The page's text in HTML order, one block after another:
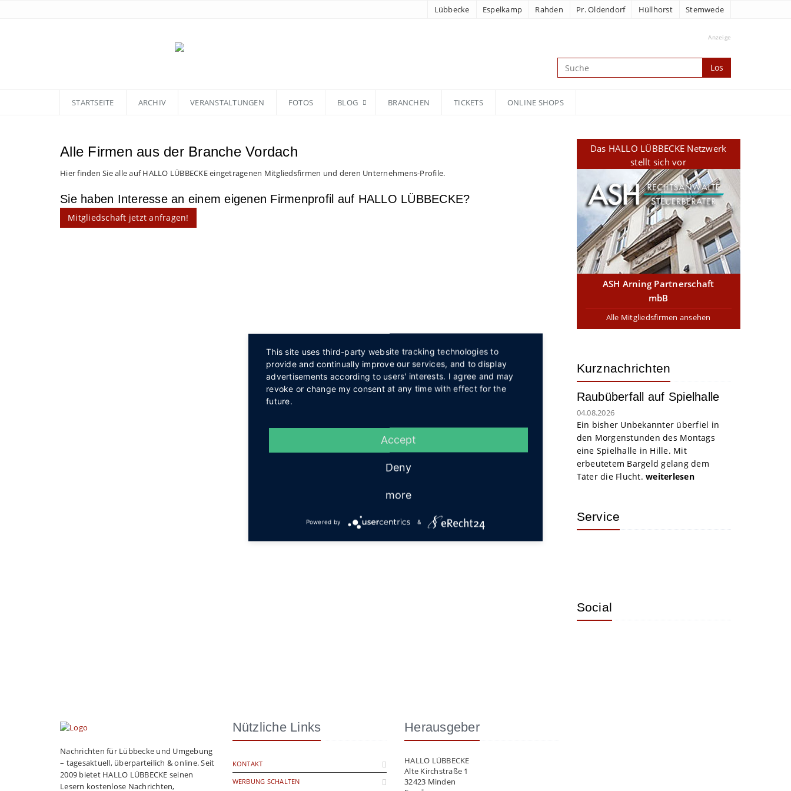
Lübbecke Espelkamp Rahden Pr. Oldendorf Hüllhorst Stemwede
Anzeige
Los
STARTSEITE ARCHIV VERANSTALTUNGEN FOTOS BLOG BRANCHEN TICKETS ONLINE SHOPS
Alle Firmen aus der Branche Vordach
Hier finden Sie alle auf HALLO LÜBBECKE eingetragenen Mitgliedsfirmen und deren Unternehmens-Profile.
Sie haben Interesse an einem eigenen Firmenprofil auf HALLO LÜBBECKE?
Mitgliedschaft jetzt anfragen!
Das HALLO LÜBBECKE Netzwerk
stellt sich vor
ASH Arning Partnerschaft
mbB
Alle Mitgliedsfirmen ansehen
Kurznachrichten
Raubüberfall auf Spielhalle
04.08.2026
Ein bisher Unbekannter überfiel in
den Morgenstunden des Montags
eine Spielhalle in Hille. Mit
erbeutetem Bargeld gelang dem
Täter die Flucht. weiterlesen
Service
Social
Nachrichten für Lübbecke und Umgebung
– tagesaktuell, überparteilich & online. Seit
2009 bietet HALLO LÜBBECKE seinen
Lesern kostenlose Nachrichten,
Nützliche Links
KONTAKT
WERBUNG SCHALTEN
Herausgeber
HALLO LÜBBECKE
Alte Kirchstraße 1
32423 Minden
This site uses third-party website tracking technologies to
provide and continually improve our services, and to display
advertisements according to users' interests. I agree and may
revoke or change my consent at any time with effect for the
future.
Accept
Deny
more
Powered by &